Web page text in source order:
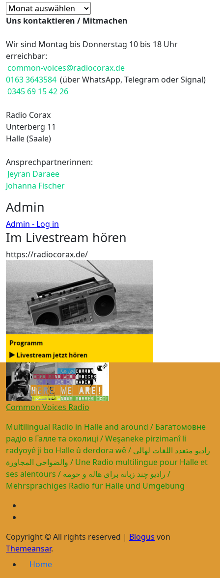
Archiv
Uns kontaktieren / Mitmachen
Wir sind Montag bis Donnerstag 10 bis 18 Uhr
erreichbar:
common-voices@radiocorax.de
0163 3643584 (über WhatsApp, Telegram oder Signal)
0345 69 15 42 26
Radio Corax
Unterberg 11
Halle (Saale)
Ansprechpartnerinnen:
Jeyran Daraee
Johanna Fischer
Admin
Admin - Log in
Im Livestream hören
https://radiocorax.de/
Common Voices Radio
Multilingual Radio in Halle and around / Багатомовне
радіо в Галле та околиці / Weşaneke pirzimanî li
radyoyê ji bo Halle û derdora wê / راديو متعدد اللغات لهالى
والضواحي المجاورة / Une Radio multilingue pour Halle et
ses alentours / رادیو چند زبانه برای هاله و حومه /
Mehrsprachiges Radio für Halle und Umgebung
Copyright © All rights reserved | Blogus von
Themeansar.
Home